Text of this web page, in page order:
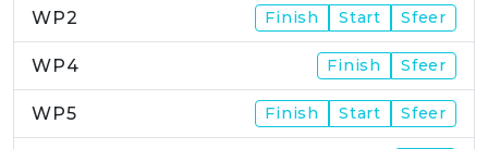
WP2 Finish Start Sfeer
WP4 Finish Sfeer
WP5 Finish Start Sfeer